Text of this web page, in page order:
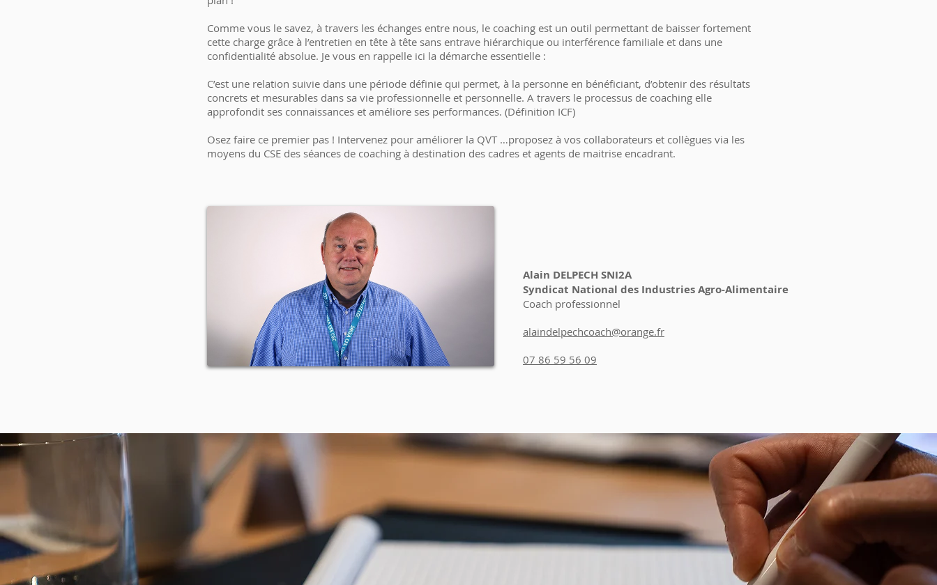
Comme vous le savez, à travers les échanges entre nous, le coaching est un outil permettant de baisser fortement
cette charge grâce à l’entretien en tête à tête sans entrave hiérarchique ou interférence familiale et dans une
confidentialité absolue. Je vous en rappelle ici la démarche essentielle :
C’est une relation suivie dans une période définie qui permet, à la personne en bénéficiant, d’obtenir des résultats
concrets et mesurables dans sa vie professionnelle et personnelle. A travers le processus de coaching elle
approfondit ses connaissances et améliore ses performances. (Définition ICF)
Osez faire ce premier pas ! Intervenez pour améliorer la QVT …proposez à vos collaborateurs et collègues via les
moyens du CSE des séances de coaching à destination des cadres et agents de maitrise encadrant.
Alain DELPECH SNI2A
Syndicat National des Industries Agro-Alimentaire
Coach professionnel
alaindelpechcoach@orange.fr
07 86 59 56 09